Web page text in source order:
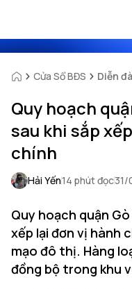
Cửa Sổ BĐS Diễn
Quy hoạch
sau khi sắp
chính
Hải Yến14 phút đọc31/
Quy hoạch quận Gò
xếp lại đơn vị hành
mạo đô thị. Hàng
đồng bộ trong khu